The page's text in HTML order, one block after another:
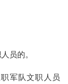
员的。
军队文职人员